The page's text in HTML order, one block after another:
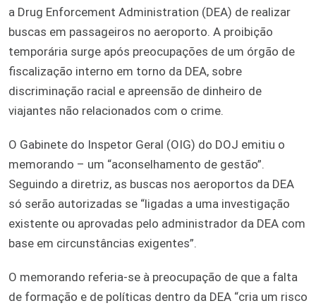
a Drug Enforcement Administration (DEA) de realizar
buscas em passageiros no aeroporto. A proibição
temporária surge após preocupações de um órgão de
fiscalização interno em torno da DEA, sobre
discriminação racial e apreensão de dinheiro de
viajantes não relacionados com o crime.
O Gabinete do Inspetor Geral (OIG) do DOJ emitiu o
memorando – um “aconselhamento de gestão”.
Seguindo a diretriz, as buscas nos aeroportos da DEA
só serão autorizadas se “ligadas a uma investigação
existente ou aprovadas pelo administrador da DEA com
base em circunstâncias exigentes”.
O memorando referia-se à preocupação de que a falta
de formação e de políticas dentro da DEA “cria um risco